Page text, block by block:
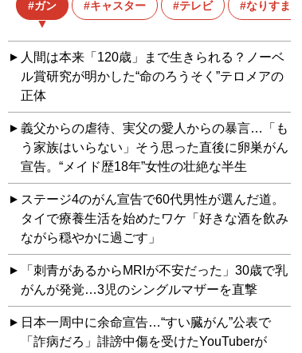
ガン キャスター テレビ なりすまし
人間は本来「120歳」まで生きられる？ノーベ
ル賞研究が明かした“命のろうそく”テロメアの
正体
義父からの虐待、実父の愛人からの暴言…「も
う家族はいらない」そう思った直後に卵巣がん
宣告。“メイド歴18年”女性の壮絶な半生
ステージ4のがん宣告で60代男性が選んだ道。
タイで療養生活を始めたワケ「好きな酒を飲み
ながら穏やかに過ごす」
「刺青があるからMRIが不安だった」30歳で乳
がんが発覚…3児のシングルマザーを直撃
日本一周中に余命宣告…“すい臓がん”公表で
「詐病だろ」誹謗中傷を受けたYouTuberが